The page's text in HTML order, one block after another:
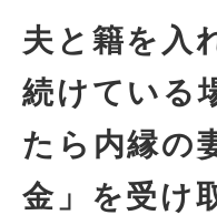
夫と籍を入
続けている
たら内縁の
金」を受け